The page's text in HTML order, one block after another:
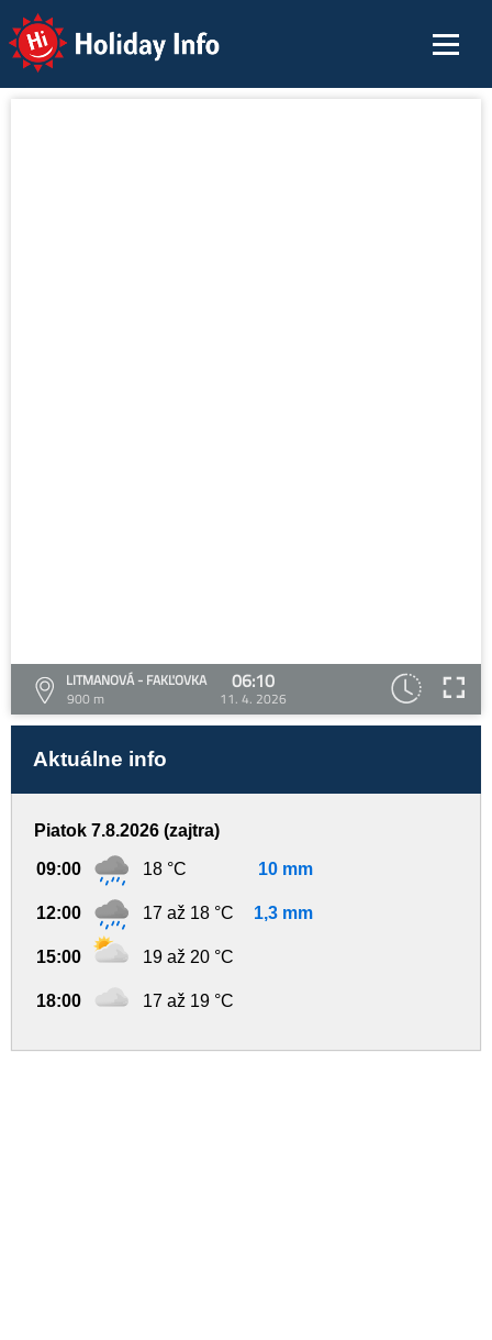
Holiday Info
LITMANOVÁ - FAKĽOVKA
900 m
06:10
11. 4. 2026
Aktuálne info
Piatok 7.8.2026 (zajtra)
09:00 18 °C 10 mm
12:00 17 až 18 °C 1,3 mm
15:00 19 až 20 °C
18:00 17 až 19 °C